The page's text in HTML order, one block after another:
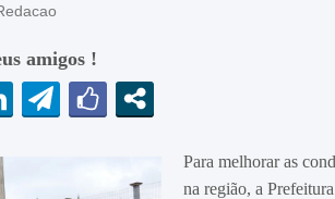
amigos !
Para melhorar as
na região, a